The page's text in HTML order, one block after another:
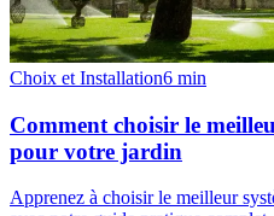
Choix et Installation6 min
Comment choisir le
pour votre jardin
Apprenez à choisir le meilleur